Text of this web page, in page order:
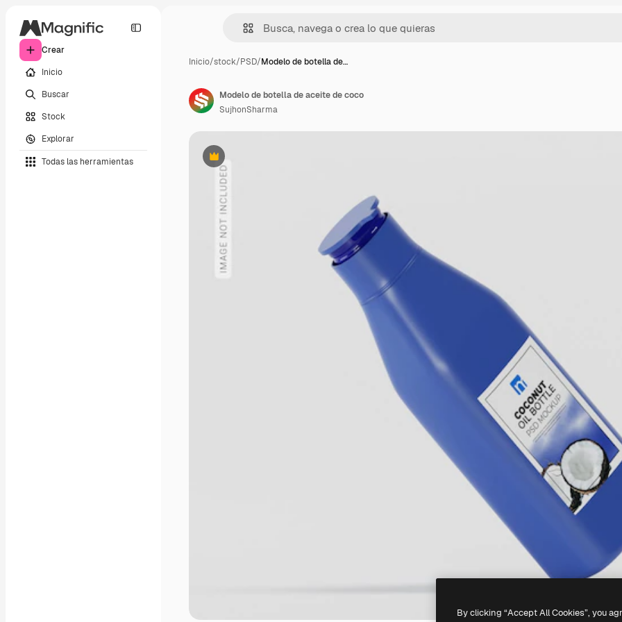
Crear
Inicio
Buscar
Stock
Explorar
Todas las herramientas
Inicio/stock/PSD/Modelo de botella de…
Premium
Modelo de botella de aceite de coco
SujhonSharma
By clicking “Accept All Cookies”, you